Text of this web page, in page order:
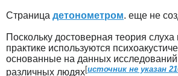
Страница детонометром. еще не
Поскольку достоверная теория
практике используются
основанные на данных
различных людях[источник не указан